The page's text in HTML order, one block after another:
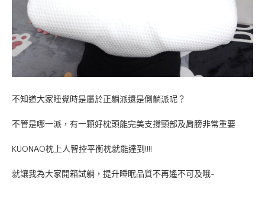
不知道大家睡覺時是屬於正躺派還是側躺派呢？
不管是哪一派，有一顆好枕頭能完美支撐頸部及肩膀非常重要
KUONAO枕上人智控平衡枕就能達到!!!!
就讓我為大家開箱試躺，提升睡眠品質不再遙不可及哦~